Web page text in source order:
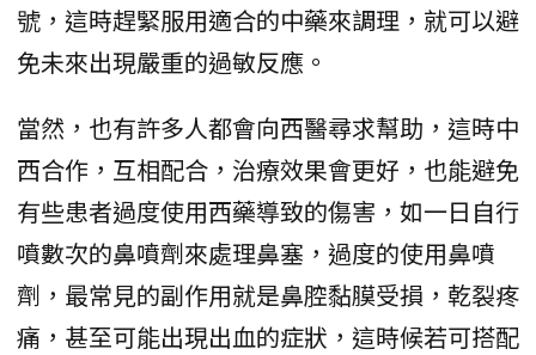
號，這時趕緊服用適合的中藥來調理，就可以避
免未來出現嚴重的過敏反應。
當然，也有許多人都會向西醫尋求幫助，這時中
西合作，互相配合，治療效果會更好，也能避免
有些患者過度使用西藥導致的傷害，如一日自行
噴數次的鼻噴劑來處理鼻塞，過度的使用鼻噴
劑，最常見的副作用就是鼻腔黏膜受損，乾裂疼
痛，甚至可能出現出血的症狀，這時候若可搭配